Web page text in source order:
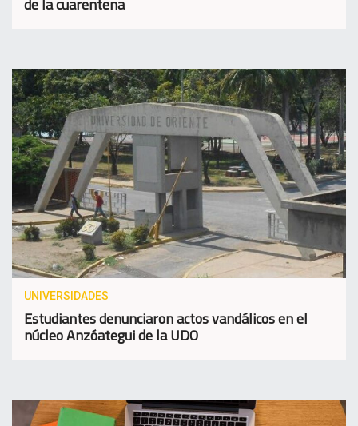
de la cuarentena
UNIVERSIDADES
Estudiantes denunciaron actos vandálicos en el
núcleo Anzóategui de la UDO